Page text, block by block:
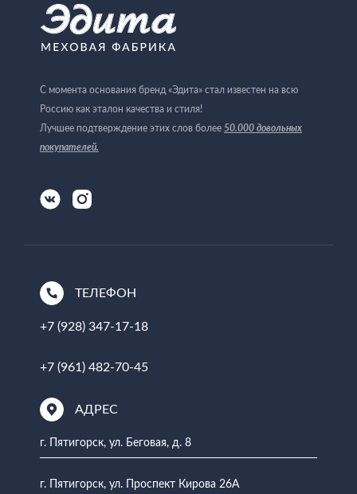
С момента основания бренд «Эдита» стал известен на всю
Россию как эталон качества и стиля!
Лучшее подтверждение этих слов более 50.000 довольных
покупателей.
ТЕЛЕФОН
+7 (928) 347-17-18
+7 (961) 482-70-45
АДРЕС
г. Пятигорск, ул. Беговая, д. 8
г. Пятигорск, ул. Проспект Кирова 26А